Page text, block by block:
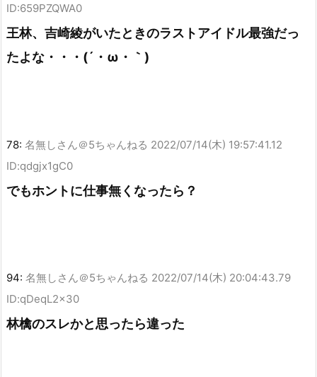
ID:659PZQWA0
王林、吉崎綾がいたときのラストアイドル最強だっ
たよな・・・(´・ω・｀)
78: 名無しさん＠5ちゃんねる 2022/07/14(木) 19:57:41.12
ID:qdgjx1gC0
でもホントに仕事無くなったら？
94: 名無しさん＠5ちゃんねる 2022/07/14(木) 20:04:43.79
ID:qDeqL2x30
林檎のスレかと思ったら違った